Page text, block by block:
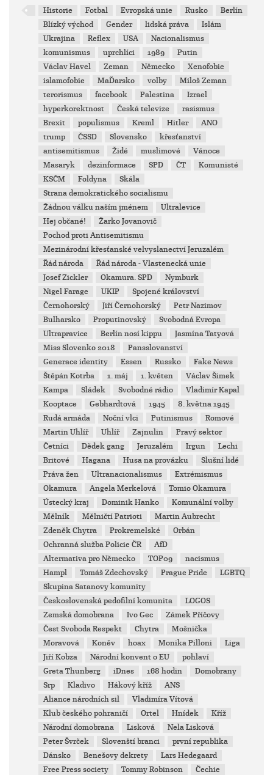
Historie Fotbal Evropská unie Rusko
Berlín
Blízký východ
Gender lidská práva
Islám
Ukrajina
Reflex USA
Nacionalismus
komunismus
uprchlíci 1989
Putin
Václav Havel
Zeman Německo
Xenofobie
islamofobie
MaĎarsko volby
Miloš Zeman
terorismus
facebook Palestina
Izrael
hyperkorektnost
Česká televize
rasismus
Brexit
populismus Kreml Hitler
ANO
trump
ČSSD Slovensko
křesťanství
antisemitismus
Židé muslimové
Vánoce
Masaryk
dezinformace SPD ČT
Komunisté
KSČM
Foldyna
Skála
Strana demokratického socialismu
Žádnou válku naším jménem
Ultralevice
Hej občané!
Žarko Jovanovič
Pochod proti Antisemitismu
Mezinárodní křesťanské velvyslanectví Jeruzalém
Řád národa
Řád národa - Vlastenecká unie
Josef Zickler
Okamura. SPD
Nymburk
Nigel Farage
UKIP
Spojené království
Černohorský
Jiří Černohorský
Petr Nazimov
Bulharsko
Proputinovský
Svobodná Evropa
Ultrapravice
Berlín nosí kippu
Jasmína Tatyová
Miss Slovenko 2018
Pansslovanství
Generace identity
Essen Russko
Fake News
Štěpán Kotrba
1. máj 1. květen
Václav Šimek
Kampa
Sládek Svobodné rádio
Vladimír Kapal
Kooptace
Gebhardtová 1945
8. května 1945
Rudá armáda
Noční vlci Putinismus
Romové
Martin Uhlíř
Uhlíř Zajnulin
Pravý sektor
Četníci
Dědek gang Jeruzalém Irgun
Lechi
Britové
Hagana Husa na provázku
Slušní lidé
Práva žen
Ultranacionalismus
Extrémismus
Okamura
Angela Merkelová
Tomio Okamura
Ústecký kraj
Dominik Hanko
Komunální volby
Mělník
Mělničtí Patrioti
Martin Aubrecht
Zdeněk Chytra
Prokremelské
Orbán
Ochranná služba Policie ČR
AfD
Altermativa pro Německo
TOP09
nacismus
Hampl
Tomáš Zdechovský Prague Pride
LGBTQ
Skupina Satanovy komunity
Československá pedofilní komunita
LOGOS
Zemská domobrana
Ivo Gec
Zámek Příčovy
Čest Svoboda Respekt
Chytra
Mošnička
Moravová
Koněv hoax Monika Pilloni
Liga
Jiří Kobza
Národní konvent o EU
pohlaví
Greta Thunberg
iDnes 168 hodin
Domobrany
Srp
Kladivo Hákový kříž
ANS
Aliance národních sil
Vladimíra Vítová
Klub českého pohraničí
Ortel Hnídek
Kříž
Národní domobrana
Lisková
Nela Lisková
Peter Švrček
Slovenští branci
první republika
Dánsko
Benešovy dekrety
Lars Hedegaard
Free Press society
Tommy Robinson
Čechie